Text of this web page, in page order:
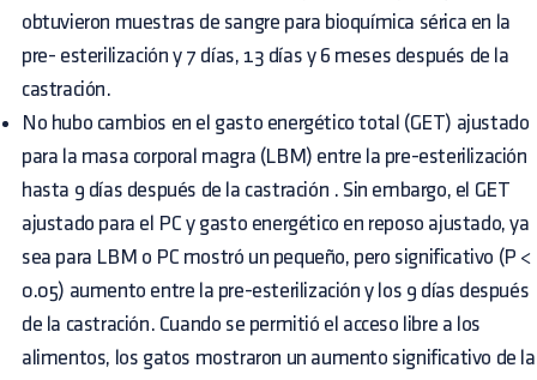
obtuvieron muestras de sangre para bioquímica sérica en la
pre- esterilización y 7 días, 13 días y 6 meses después de la
castración.
No hubo cambios en el gasto energético total (GET) ajustado
para la masa corporal magra (LBM) entre la pre-esterilización
hasta 9 días después de la castración . Sin embargo, el GET
ajustado para el PC y gasto energético en reposo ajustado, ya
sea para LBM o PC mostró un pequeño, pero significativo (P <
0.05) aumento entre la pre-esterilización y los 9 días después
de la castración. Cuando se permitió el acceso libre a los
alimentos, los gatos mostraron un aumento significativo de la